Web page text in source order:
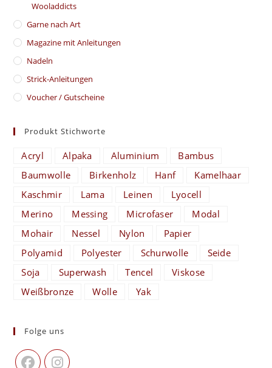
Wooladdicts
Garne nach Art
Magazine mit Anleitungen
Nadeln
Strick-Anleitungen
Voucher / Gutscheine
Produkt Stichworte
Acryl Alpaka Aluminium
Bambus
Baumwolle
Birkenholz Hanf
Kamelhaar
Kaschmir
Lama Leinen
Lyocell
Merino
Messing Microfaser
Modal
Mohair
Nessel Nylon
Papier
Polyamid
Polyester Schurwolle
Seide
Soja
Superwash Tencel
Viskose
Weißbronze
Wolle Yak
Folge uns